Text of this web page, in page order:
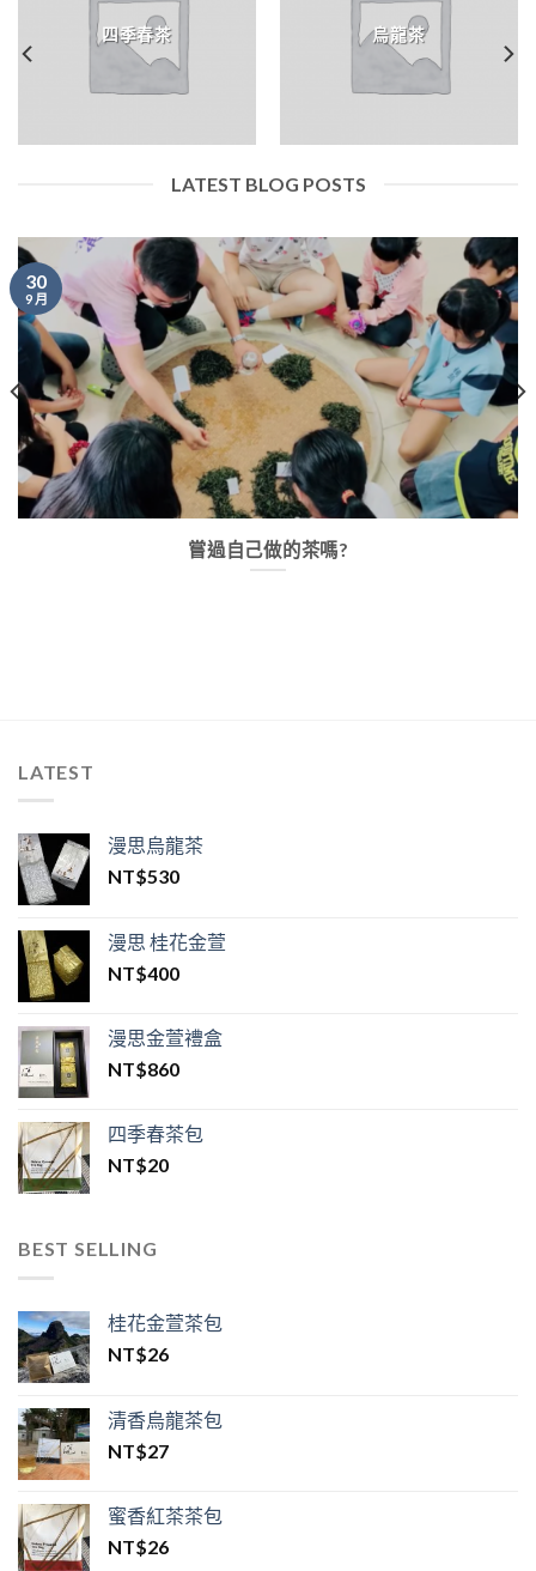
四季春茶 烏龍茶
LATEST BLOG POSTS
嘗過自己做的茶嗎?
30
9 月
LATEST
漫思烏龍茶
NT$530
漫思 桂花金萱
NT$400
漫思金萱禮盒
NT$860
四季春茶包
NT$20
BEST SELLING
桂花金萱茶包
NT$26
清香烏龍茶包
NT$27
蜜香紅茶茶包
NT$26